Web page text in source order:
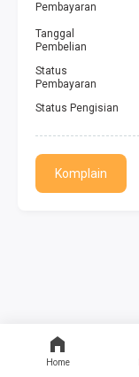
Home
Pembayaran
Tanggal
Pembelian
Status
Pembayaran
Status Pengisian
Komplain